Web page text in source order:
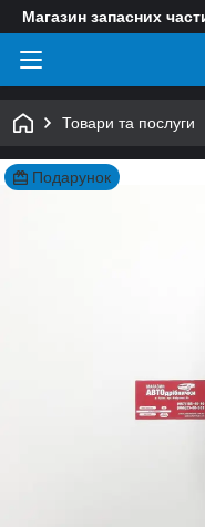
Магазин запасних
Товари та послуги
Подарунок